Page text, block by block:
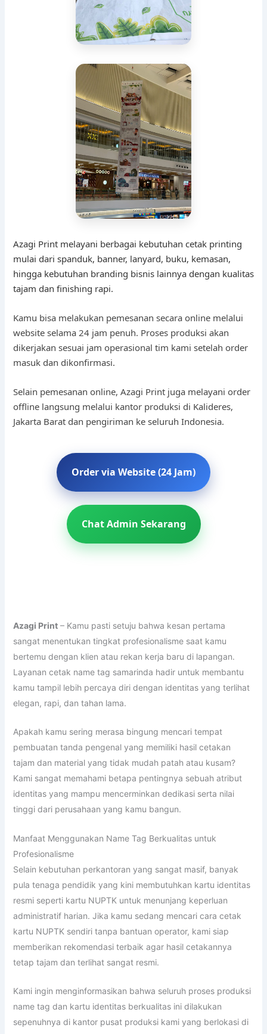
Azagi Print melayani berbagai kebutuhan cetak printing
mulai dari spanduk, banner, lanyard, buku, kemasan,
hingga kebutuhan branding bisnis lainnya dengan kualitas
tajam dan finishing rapi.
Kamu bisa melakukan pemesanan secara online melalui
website selama 24 jam penuh. Proses produksi akan
dikerjakan sesuai jam operasional tim kami setelah order
masuk dan dikonfirmasi.
Selain pemesanan online, Azagi Print juga melayani order
offline langsung melalui kantor produksi di Kalideres,
Jakarta Barat dan pengiriman ke seluruh Indonesia.
Order via Website (24 Jam)
Chat Admin Sekarang
Azagi Print– Kamu pasti setuju bahwa kesan pertama
sangat menentukan tingkat profesionalisme saat kamu
bertemu dengan klien atau rekan kerja baru di lapangan.
Layanan cetak name tag samarinda hadir untuk membantu
kamu tampil lebih percaya diri dengan identitas yang terlihat
elegan, rapi, dan tahan lama.
Apakah kamu sering merasa bingung mencari tempat
pembuatan tanda pengenal yang memiliki hasil cetakan
tajam dan material yang tidak mudah patah atau kusam?
Kami sangat memahami betapa pentingnya sebuah atribut
identitas yang mampu mencerminkan dedikasi serta nilai
tinggi dari perusahaan yang kamu bangun.
Manfaat Menggunakan Name Tag Berkualitas untuk
Profesionalisme
Selain kebutuhan perkantoran yang sangat masif, banyak
pula tenaga pendidik yang kini membutuhkan kartu identitas
resmi seperti kartu NUPTK untuk menunjang keperluan
administratif harian. Jika kamu sedang mencari cara cetak
kartu NUPTK sendiri tanpa bantuan operator, kami siap
memberikan rekomendasi terbaik agar hasil cetakannya
tetap tajam dan terlihat sangat resmi.
Kami ingin menginformasikan bahwa seluruh proses produksi
name tag dan kartu identitas berkualitas ini dilakukan
sepenuhnya di kantor pusat produksi kami yang berlokasi di